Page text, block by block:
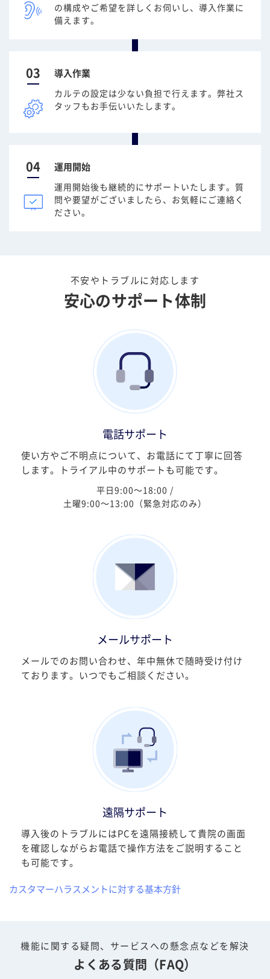
の構成やご希望を詳しくお伺いし、導入作業に
備えます。
03 導入作業
カルテの設定は少ない負担で行えます。弊社ス
タッフもお手伝いいたします。
04 運用開始
運用開始後も継続的にサポートいたします。質
問や要望がございましたら、お気軽にご連絡く
ださい。
不安やトラブルに対応します
安心のサポート体制
電話サポート
使い方やご不明点について、お電話にて丁寧に回答
します。トライアル中のサポートも可能です。
平日9:00〜18:00 /
土曜9:00〜13:00（緊急対応のみ）
メールサポート
メールでのお問い合わせ、年中無休で随時受け付け
ております。いつでもご相談ください。
遠隔サポート
導入後のトラブルにはPCを遠隔接続して貴院の画面
を確認しながらお電話で操作方法をご説明すること
も可能です。
カスタマーハラスメントに対する基本方針
機能に関する疑問、サービスへの懸念点などを解決
よくある質問（FAQ）